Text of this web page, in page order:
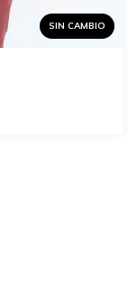
SIN CAMBIO